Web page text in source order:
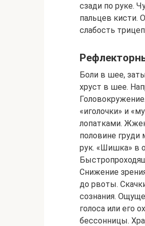
сзади по руке.
пальцев кисти.
слабость
Боли в шее,
хруст в шее.
«иголочки» и
лопатками.
половине груди
рук. «Шишка» в
Снижение
до рвоты.
сознания.
голоса или его
бессонницы.